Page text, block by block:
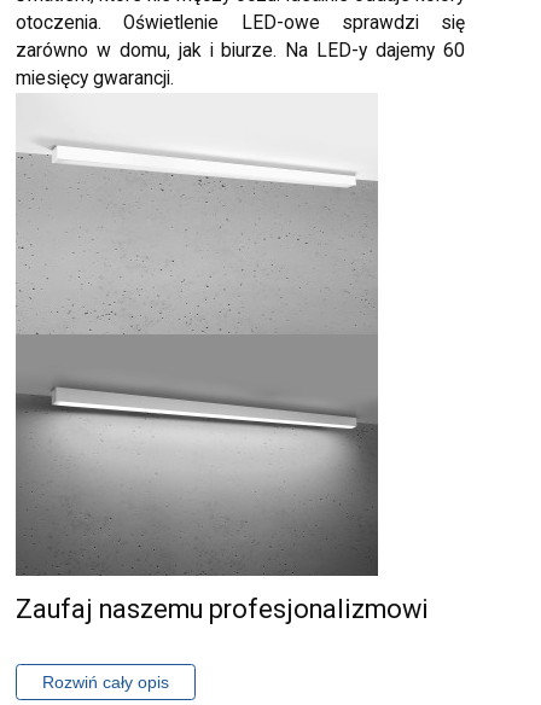
otoczenia. Oświetlenie LED-owe sprawdzi się
zarówno w domu, jak i biurze. Na LED-y dajemy 60
miesięcy gwarancji.
Zaufaj naszemu profesjonalizmowi